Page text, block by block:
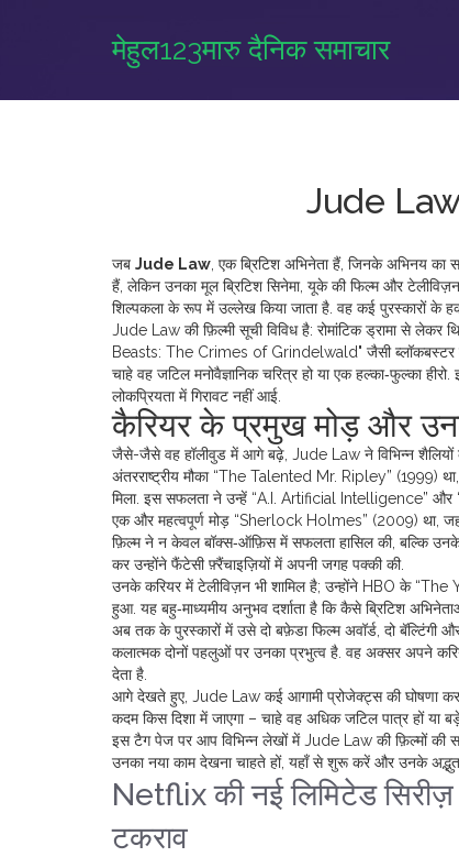
मेहुल123मारु दैनिक समाचार
Jude
जब Jude Law एक ब्रिटिश अभिनेता हैं, जिनके अभिनय
हैं, लेकिन उनका मूलब्रिटिश सिनेमा, यूके की फिल्म और टेलीविज़न
शिल्पकला के रूप में उल्लेख किया जाता है. वह कई पुरस्कारों के
Jude Law की फ़िल्मी सूची विविध है: रोमांटिक ड्रामा से
Beasts: The Crimes of Grindelwald" जैसी ब्लॉकबस्टर में
चाहे वह जटिल मनोवैज्ञानिक चरित्र हो या एक हल्का‑फुल्का
लोकप्रियता में गिरावट नहीं आई.
कैरियर के प्रमुख मोड़ और
जैसे-जैसे वह हॉलीवुड में आगे बढ़े, Jude Law ने विभिन्न शैलियों
अंतरराष्ट्रीय मौका “The Talented Mr. Ripley” (1999)
मिला. इस सफलता ने उन्हें “A.I. Artificial Intelligence” और
एक और महत्वपूर्ण मोड़ “Sherlock Holmes” (2009) था, जहाँ
फ़िल्म ने न केवल बॉक्स‑ऑफ़िस में सफलता हासिल की, बल्कि उनके
कर उन्होंने फैंटेसी फ़्रैंचाइज़ियों में अपनी जगह पक्की की.
उनके करियर में टेलीविज़न भी शामिल है; उन्होंने HBO के “The
हुआ. यह बहु‑माध्यमीय अनुभव दर्शाता है कि कैसेब्रिटिश
अब तक के पुरस्कारों में उसे दो बफ़ेडा फिल्म अवॉर्ड, दो बॅल्टिंगी
कलात्मक दोनों पहलुओं पर उनका प्रभुत्व है. वह अक्सर अपने
देता है.
आगे देखते हुए, Jude Law कई आगामी प्रोजेक्ट्स की घोषणा कर
कदम किस दिशा में जाएगा – चाहे वह अधिक जटिल पात्र हों या
इस टैग पेज पर आप विभिन्न लेखों में Jude Law की फ़िल्मों की
उनका नया काम देखना चाहते हों, यहाँ से शुरू करें और उनके
Netflix की नई लिमिटेड
टकराव